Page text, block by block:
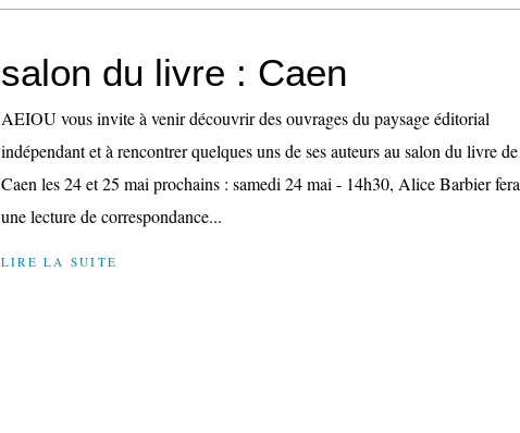
salon du livre : Caen
AEIOU vous invite à venir découvrir des ouvrages du paysage éditorial
indépendant et à rencontrer quelques uns de ses auteurs au salon du livre de
Caen les 24 et 25 mai prochains : samedi 24 mai - 14h30, Alice Barbier fera
une lecture de correspondance...
LIRE LA SUITE